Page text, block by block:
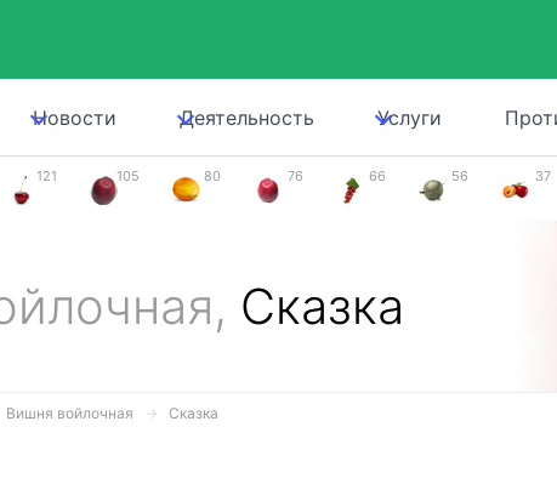
Новости Деятельность Услуги
121 105 80 76 66 56 37
Сказка
Вишня войлочная Сказка